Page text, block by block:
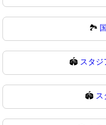
🏞
🏟️ スタジ
🏟 ス